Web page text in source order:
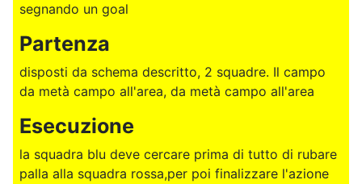
segnando un goal
Partenza
disposti da schema descritto, 2 squadre. Il campo
da metà campo all'area, da metà campo all'area
Esecuzione
la squadra blu deve cercare prima di tutto di rubare
palla alla squadra rossa,per poi finalizzare l'azione